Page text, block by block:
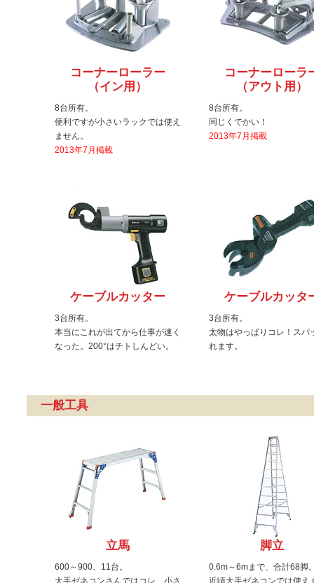
コーナーローラー
（イン用）
8台所有。
便利ですが小さいラックでは使え
ません。
2013年7月掲載
コーナーローラ
（アウト用）
8台所有。
同じくでかい！
2013年7月掲載
ケーブルカッター
3台所有。
本当にこれが出てから仕事が速く
なった。200°はチトしんどい。
ケーブルカッタ
3台所有。
太物はやっぱりコレ！スパ
れます。
一般工具
立馬
600～900、11台。
大手ゼネコンさんではコレ、小さ
脚立
0.6m～6mまで、合計68脚
近頃大手ゼネコンでは使え